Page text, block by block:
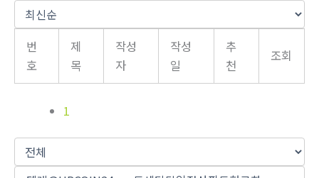
번
호
제
목
작성
자
작성
일
추
천
조회
1